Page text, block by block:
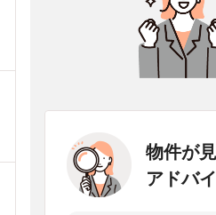
物件が
アドバ